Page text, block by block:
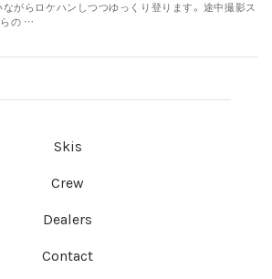
がらロケハンしつつゆっくり登ります。 途中撮影ス
らの …
Skis
Crew
Dealers
Contact